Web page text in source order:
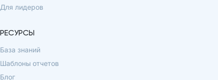
Для лидеров
РЕСУРСЫ
База знаний
Шаблоны отчетов
Блог